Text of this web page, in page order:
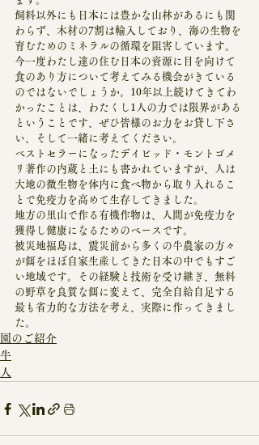
飼料以外にも日本には豊かな山林があるにも関
わらず、木材の7割は輸入しており、海の生物を
育むためのミネラルの循環を阻害しています。
今一度わたし達の住む日本の資源に目を向けて
食のあり方について考えてみる機会がきている
のではないでしょうか。10年以上続けてきてわ
かったことは、わたくし1人の力では限界がある
ということです、ぜひ皆様のお力をお貸し下さ
い、そして一緒に考えてください。
ベストセラーになったデイビッド・モントゴメ
リ著作の内蔵と土にも書かれていますが、人は
大地の微生物を体内に食べ物から取り入れるこ
とで免疫力を高めて生存してきました。
地方の里山で作る有機作物は、人間が免疫力を
獲得し健康になるためのベースです。
被災地福島は、震災前から多くの牛農家の方々
が餌をほぼ自家生産してきた日本の中でもすご
い地域です。その経験と技術を受け継ぎ、無料
の野草を良質な餌に変えて、完全自給自足する
最も省力的な方法を考え、実際に作ってきまし
た。
園のご紹介
牛
人